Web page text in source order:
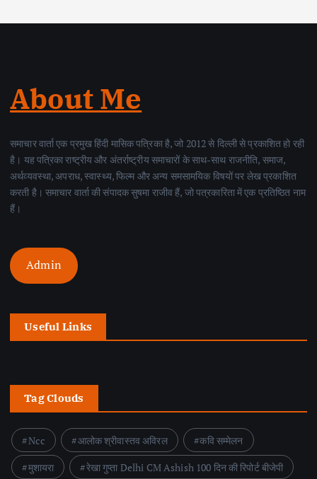
About Me
समाचार वार्ता एक प्रमुख हिंदी मासिक पत्रिका है, जो 2012 से दिल्ली से प्रकाशित हो रही
है। यह पत्रिका राष्ट्रीय और अंतर्राष्ट्रीय समाचारों के साथ-साथ राजनीति, समाज,
अर्थव्यवस्था, अपराध, स्वास्थ्य, फिल्म और अन्य समसामयिक विषयों पर लेख प्रकाशित
करती है। समाचार वार्ता की संपादक सुषमा राजीव हैं, जो पत्रकारिता में एक प्रतिष्ठित नाम
हैं।
Admin
Useful Links
Tag Clouds
Ncc आलोक श्रीवास्तव अविरल
कवि सम्मेलन
मुशायरा
रेखा गुप्ता Delhi CM Ashish 100 दिन की रिपोर्ट बीजेपी